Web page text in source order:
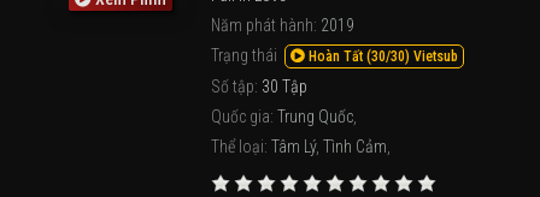
Năm phát hành: 2019
Trạng thái
Hoàn Tất (30/30) Vietsub
Số tập: 30 Tập
Quốc gia: Trung Quốc
Thể loại: Tâm Lý, Tình Cảm